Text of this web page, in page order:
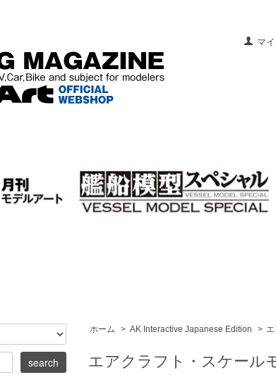
マ
ホーム > AK Interactive Japanese Edition >
エアクラフト・スケール